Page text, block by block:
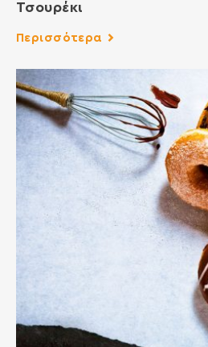
Τσουρέκι
Περισσότερα